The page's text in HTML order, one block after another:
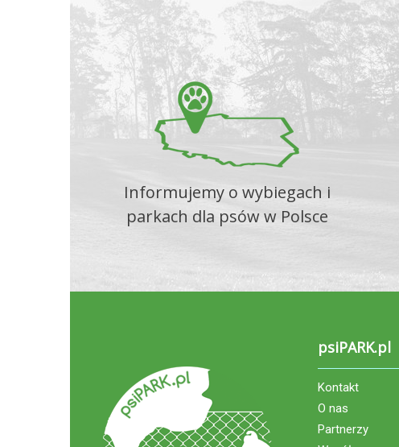
Informujemy o wybiegach i
parkach dla psów w Polsce
psiPARK.pl
Kontakt
O nas
Partnerzy